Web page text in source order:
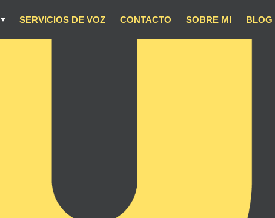
SERVICIOS DE VOZ CONTACTO SOBRE MI BLOG